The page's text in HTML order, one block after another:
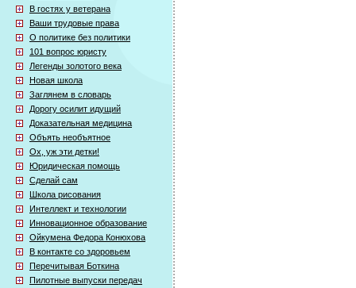
В гостях у ветерана
Ваши трудовые права
О политике без политики
101 вопрос юристу
Легенды золотого века
Новая школа
Заглянем в словарь
Дорогу осилит идущий
Доказательная медицина
Объять необъятное
Ох, уж эти детки!
Юридическая помощь
Сделай сам
Школа рисования
Интеллект и технологии
Инновационное образование
Ойкумена Федора Конюхова
В контакте со здоровьем
Перечитывая Боткина
Пилотные выпуски передач